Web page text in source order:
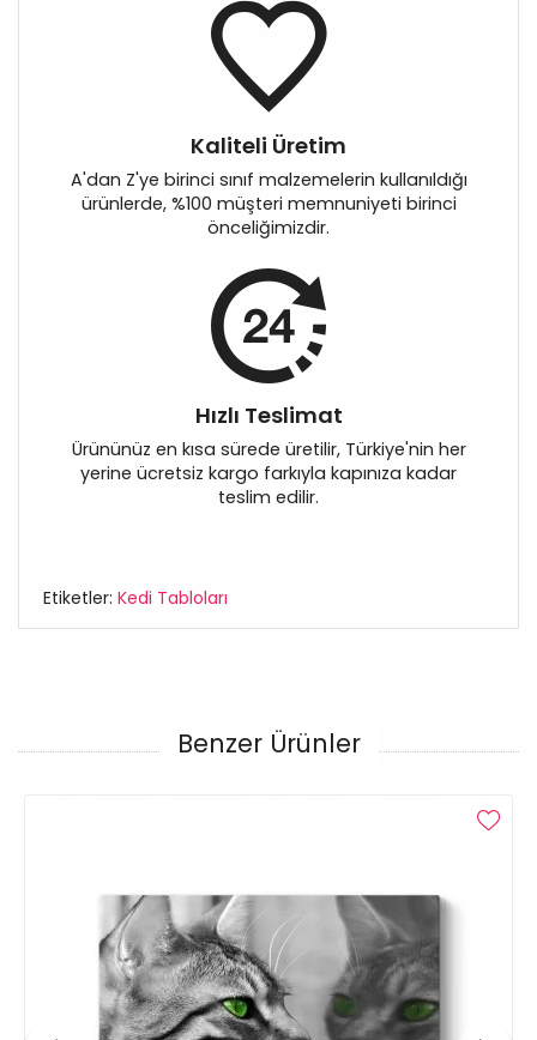
Kaliteli Üretim
A'dan Z'ye birinci sınıf malzemelerin kullanıldığı
ürünlerde, %100 müşteri memnuniyeti birinci
önceliğimizdir.
Hızlı Teslimat
Ürününüz en kısa sürede üretilir, Türkiye'nin her
yerine ücretsiz kargo farkıyla kapınıza kadar
teslim edilir.
Etiketler: Kedi Tabloları
Benzer Ürünler